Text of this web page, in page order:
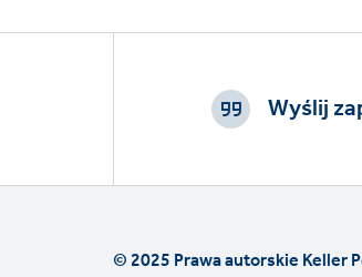
Footer
Wyślij
© 2025 Prawa autorskie Keller